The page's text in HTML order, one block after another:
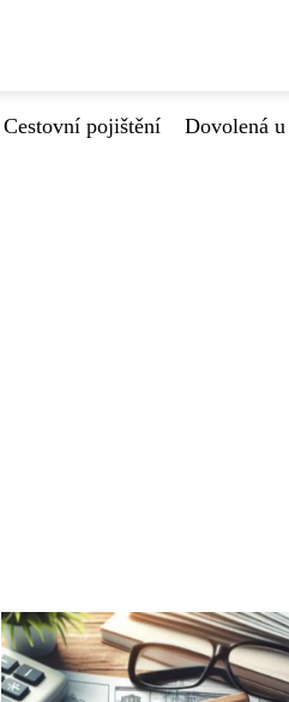
Cestovní pojištění Dovolená